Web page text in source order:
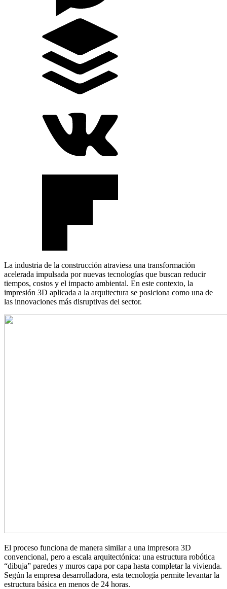
La industria de la construcción atraviesa una transformación
acelerada impulsada por nuevas tecnologías que buscan reducir
tiempos, costos y el impacto ambiental. En este contexto, la
impresión 3D aplicada a la arquitectura se posiciona como una de
las innovaciones más disruptivas del sector.
El proceso funciona de manera similar a una impresora 3D
convencional, pero a escala arquitectónica: una estructura robótica
“dibuja” paredes y muros capa por capa hasta completar la vivienda.
Según la empresa desarrolladora, esta tecnología permite levantar la
estructura básica en menos de 24 horas.